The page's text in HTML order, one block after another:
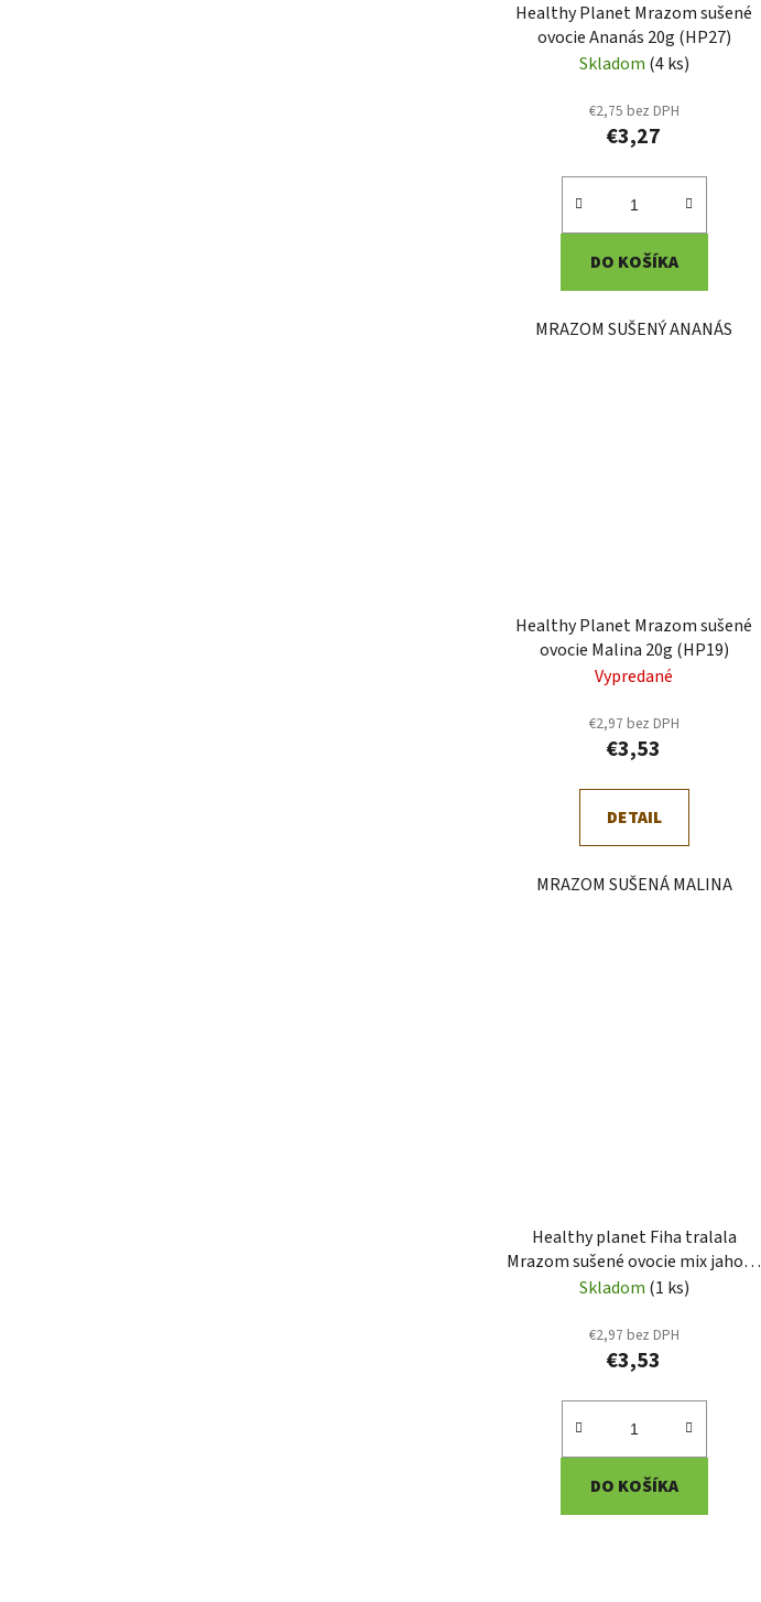
Healthy Planet Mrazom sušené
ovocie Ananás 20g (HP27)
Skladom (4 ks)
€2,75 bez DPH
€3,27
DO KOŠÍKA
MRAZOM SUŠENÝ ANANÁS
Healthy Planet Mrazom sušené
ovocie Malina 20g (HP19)
Vypredané
€2,97 bez DPH
€3,53
DETAIL
MRAZOM SUŠENÁ MALINA
Healthy planet Fiha tralala
Mrazom sušené ovocie mix jahoda
marhula malina 20g (HP38)
Skladom (1 ks)
€2,97 bez DPH
€3,53
DO KOŠÍKA